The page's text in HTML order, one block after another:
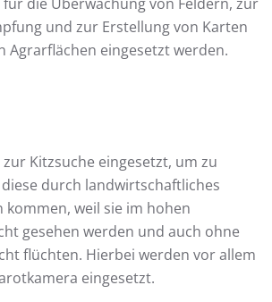
und zur Erstellung von Karten
Agrarflächen eingesetzt werden.
Kitzsuche eingesetzt, um zu
durch landwirtschaftliches
kommen, weil sie im hohen
gesehen werden und auch ohne
flüchten. Hierbei werden vor allem
eingesetzt.